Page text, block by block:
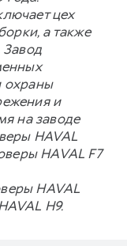
цех
а также
охраны
и
на заводе
HAVAL
HAVAL F7
HAVAL
H9.